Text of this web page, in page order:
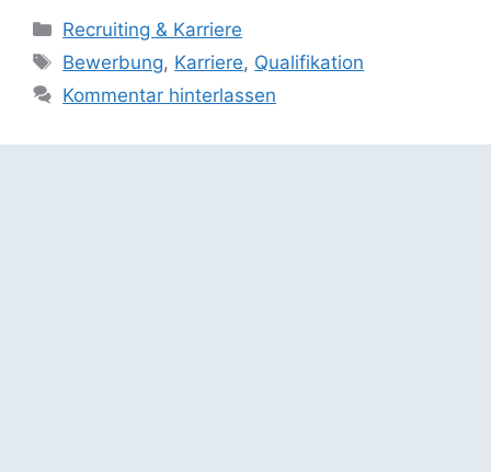
Kategorien
Recruiting & Karriere
Schlagwörter
Bewerbung, Karriere, Qualifikation
Kommentar hinterlassen